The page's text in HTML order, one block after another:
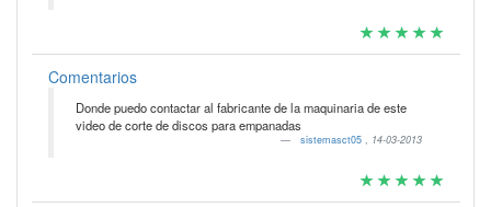
Comentarios
Donde puedo contactar al fabricante de la maquinaria de este
video de corte de discos para empanadas
sistemasct05 , 14-03-2013